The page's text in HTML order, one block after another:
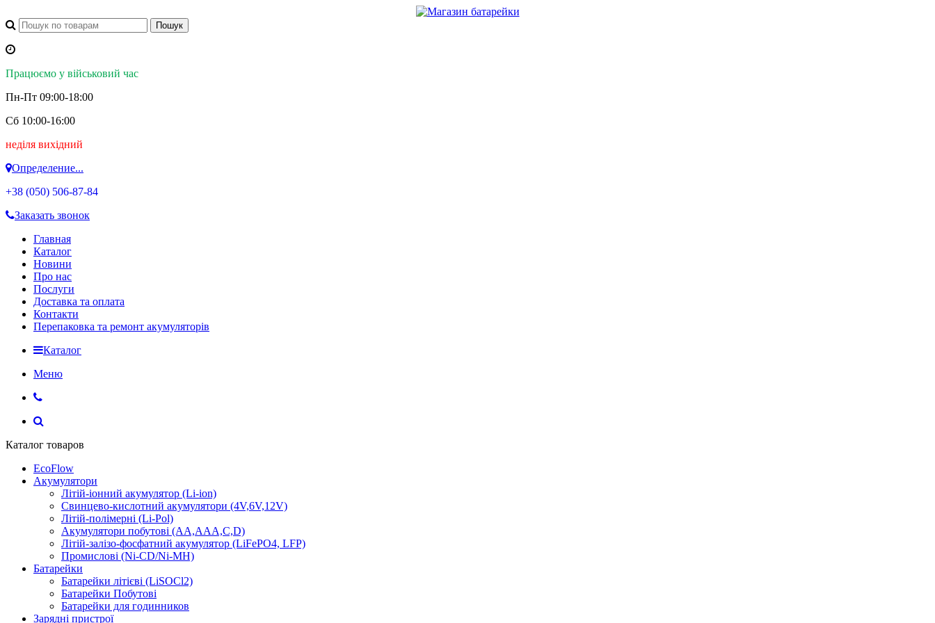
Працюємо у військовий час
Пн-Пт 09:00-18:00
Сб 10:00-16:00
неділя вихідний
Определение...
+38 (050) 506-87-84
Заказать звонок
Главная
Каталог
Новини
Про нас
Послуги
Доставка та оплата
Контакти
Перепаковка та ремонт акумуляторів
Каталог
Меню
Каталог товаров
EcoFlow
Акумулятори
Літій-іонний акумулятор (Li-ion)
Свинцево-кислотний акумулятори (4V,6V,12V)
Літій-полімерні (Li-Pol)
Акумулятори побутові (AA,AAA,C,D)
Літій-залізо-фосфатний акумулятор (LiFePO4, LFP)
Промислові (Ni-CD/Ni-MH)
Батарейки
Батарейки літієві (LiSOCl2)
Батарейки Побутові
Батарейки для годинников
Зарядні пристрої